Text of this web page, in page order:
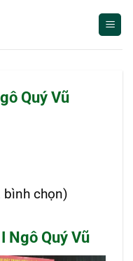
Quý Vũ
bình chọn)
Ngô Quý Vũ